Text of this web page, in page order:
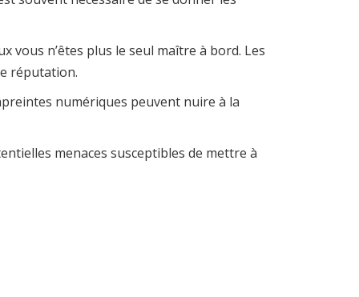
vous n’êtes plus le seul maître à bord. Les
réputation.
numériques peuvent nuire à la
menaces susceptibles de mettre à